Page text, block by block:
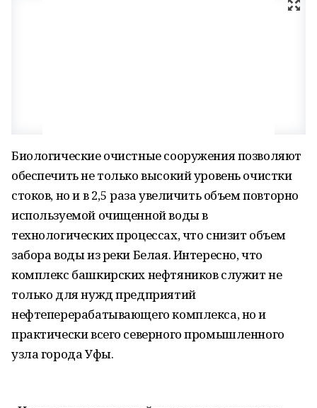
Биологические очистные сооружения позволяют
обеспечить не только высокий уровень очистки
стоков, но и в 2,5 раза увеличить объем повторно
используемой очищенной воды в
технологических процессах, что снизит объем
забора воды из реки Белая. Интересно, что
комплекс башкирских нефтяников служит не
только для нужд предприятий
нефтеперерабатывающего комплекса, но и
практически всего северного промышленного
узла города Уфы.